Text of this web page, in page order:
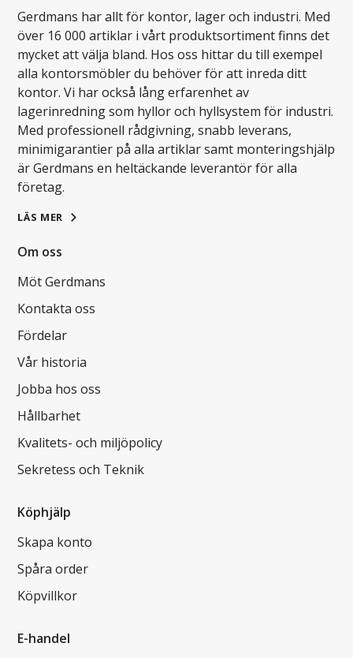
Gerdmans har allt för kontor, lager och industri. Med
över 16 000 artiklar i vårt produktsortiment finns det
mycket att välja bland. Hos oss hittar du till exempel
alla kontorsmöbler du behöver för att inreda ditt
kontor. Vi har också lång erfarenhet av
lagerinredning som hyllor och hyllsystem för industri.
Med professionell rådgivning, snabb leverans,
minimigarantier på alla artiklar samt monteringshjälp
är Gerdmans en heltäckande leverantör för alla
företag.
LÄS MER
Om oss
Möt Gerdmans
Kontakta oss
Fördelar
Vår historia
Jobba hos oss
Hållbarhet
Kvalitets- och miljöpolicy
Sekretess och Teknik
Köphjälp
Skapa konto
Spåra order
Köpvillkor
E-handel